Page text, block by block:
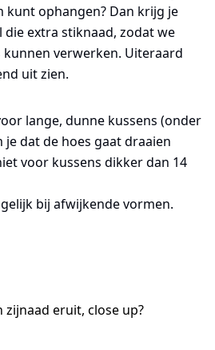
kunt ophangen? Dan krijg je
extra stiknaad, zodat we
kunnen verwerken. Uiteraard
uit zien.
lange, dunne kussens (onder
je dat de hoes gaat draaien
voor kussens dikker dan 14
bij afwijkende vormen.
zijnaad eruit, close up?